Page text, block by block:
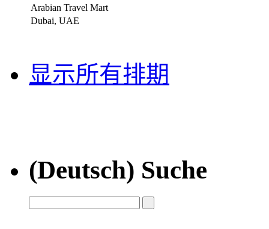
Arabian Travel Mart
Dubai, UAE
显示所有排期
(Deutsch) Suche